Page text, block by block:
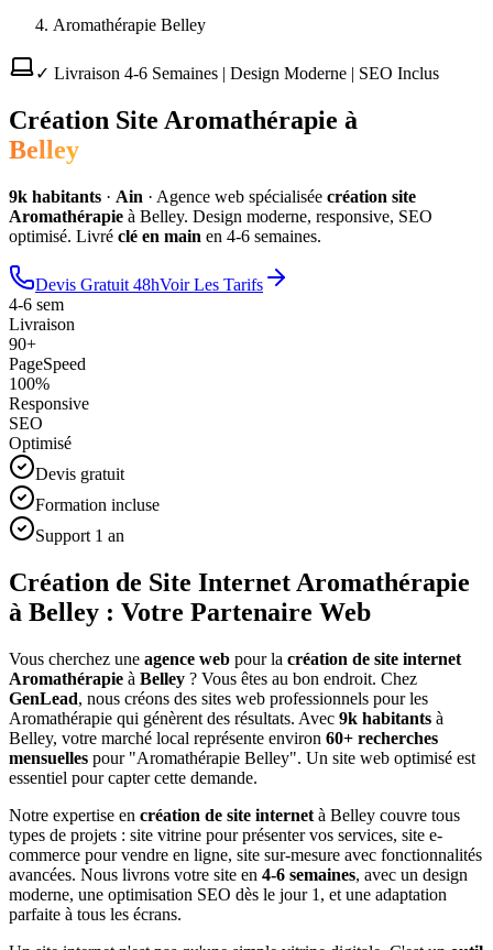
Aromathérapie Belley
✓ Livraison 4-6 Semaines | Design Moderne | SEO Inclus
Création Site Aromathérapie à
Belley
9k habitants · Ain · Agence web spécialisée création site
Aromathérapie à Belley. Design moderne, responsive, SEO
optimisé. Livré clé en main en 4-6 semaines.
Devis Gratuit 48hVoir Les Tarifs
4-6 sem
Livraison
90+
PageSpeed
100%
Responsive
SEO
Optimisé
Devis gratuit
Formation incluse
Support 1 an
Création de Site Internet Aromathérapie
à Belley : Votre Partenaire Web
Vous cherchez une agence web pour la création de site internet
Aromathérapie à Belley ? Vous êtes au bon endroit. Chez
GenLead, nous créons des sites web professionnels pour les
Aromathérapie qui génèrent des résultats. Avec 9k habitants à
Belley, votre marché local représente environ 60+ recherches
mensuelles pour "Aromathérapie Belley". Un site web optimisé est
essentiel pour capter cette demande.
Notre expertise en création de site internet à Belley couvre tous
types de projets : site vitrine pour présenter vos services, site e-
commerce pour vendre en ligne, site sur-mesure avec fonctionnalités
avancées. Nous livrons votre site en 4-6 semaines, avec un design
moderne, une optimisation SEO dès le jour 1, et une adaptation
parfaite à tous les écrans.